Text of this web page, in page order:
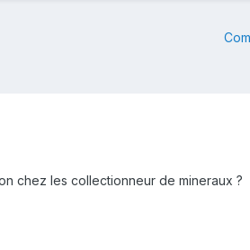
chez les collectionneur de mineraux ?